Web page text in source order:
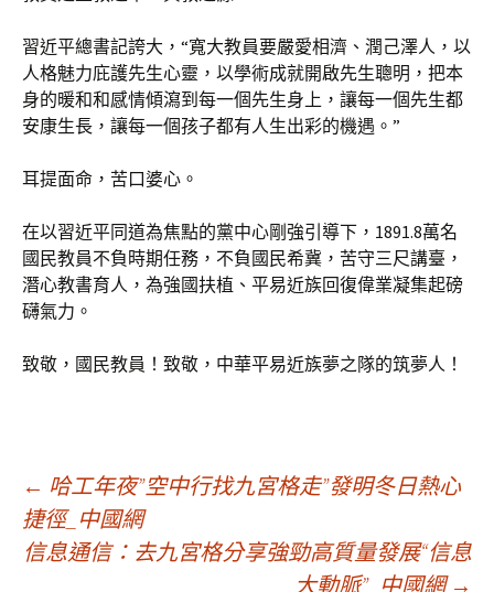
習近平總書記誇大，“寬大教員要嚴愛相濟、潤己澤人，以
人格魅力庇護先生心靈，以學術成就開啟先生聰明，把本
身的暖和和感情傾瀉到每一個先生身上，讓每一個先生都
安康生長，讓每一個孩子都有人生出彩的機遇。”
耳提面命，苦口婆心。
在以習近平同道為焦點的黨中心剛強引導下，1891.8萬名
國民教員不負時期任務，不負國民希冀，苦守三尺講臺，
潛心教書育人，為強國扶植、平易近族回復偉業凝集起磅
礴氣力。
致敬，國民教員！致敬，中華平易近族夢之隊的筑夢人！
文
章
← 哈工年夜”空中行找九宮格走”發明冬日熱心
捷徑_中國網
信息通信：去九宮格分享強勁高質量發展“信息
大動脈”_中國網 →